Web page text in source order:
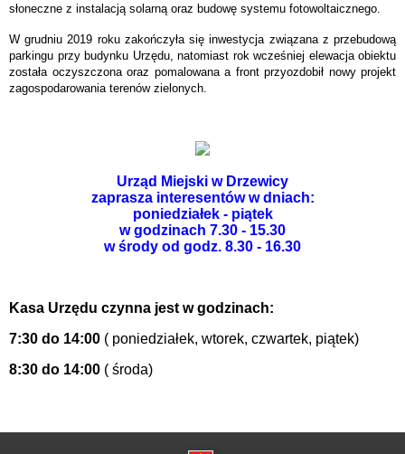
słoneczne z instalacją solarną oraz budowę systemu fotowoltaicznego.
W grudniu 2019 roku zakończyła się inwestycja związana z przebudową
parkingu przy budynku Urzędu, natomiast rok wcześniej elewacja obiektu
została oczyszczona oraz pomalowana a front przyozdobił nowy projekt
zagospodarowania terenów zielonych.
Urząd Miejski w Drzewicy
zaprasza interesentów w dniach:
poniedziałek - piątek
w godzinach 7.30 - 15.30
w środy od godz. 8.30 - 16.30
Kasa Urzędu czynna jest w godzinach:
7:30 do 14:00 ( poniedziałek, wtorek, czwartek, piątek)
8:30 do 14:00 ( środa)